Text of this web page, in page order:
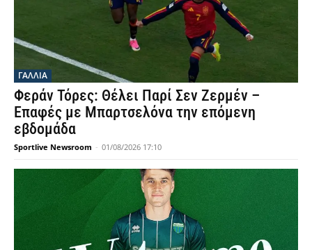
ΓΑΛΛΙΑ
Φεράν Τόρες: Θέλει Παρί Σεν Ζερμέν –
Επαφές με Μπαρτσελόνα την επόμενη
εβδομάδα
Sportlive Newsroom - 01/08/2026 17:10